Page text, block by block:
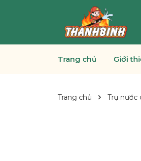
Trang chủ Giới
Trang chủ Trụ nước